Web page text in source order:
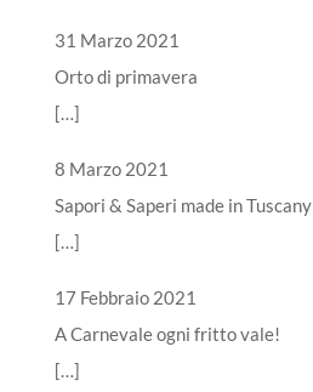
31 Marzo 2021
Orto di primavera
[…]
8 Marzo 2021
Sapori & Saperi made in Tuscany
[…]
17 Febbraio 2021
A Carnevale ogni fritto vale!
[…]